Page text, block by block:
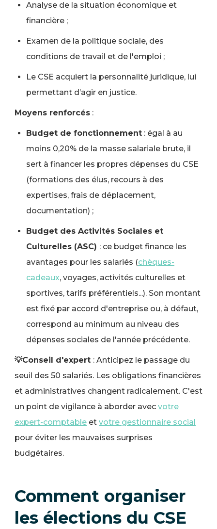
Analyse de la situation économique et
financière ;
Examen de la politique sociale, des
conditions de travail et de l'emploi ;
Le CSE acquiert la personnalité juridique, lui
permettant d’agir en justice.
Moyens renforcés :
Budget de fonctionnement : égal à au
moins 0,20% de la masse salariale brute, il
sert à financer les propres dépenses du CSE
(formations des élus, recours à des
expertises, frais de déplacement,
documentation) ;
Budget des Activités Sociales et
Culturelles (ASC) : ce budget finance les
avantages pour les salariés (chèques-
cadeaux, voyages, activités culturelles et
sportives, tarifs préférentiels...). Son montant
est fixé par accord d'entreprise ou, à défaut,
correspond au minimum au niveau des
dépenses sociales de l'année précédente.
💡Conseil d'expert : Anticipez le passage du
seuil des 50 salariés. Les obligations financières
et administratives changent radicalement. C'est
un point de vigilance à aborder avec votre
expert-comptable et votre gestionnaire social
pour éviter les mauvaises surprises
budgétaires.
Comment organiser
les élections du CSE